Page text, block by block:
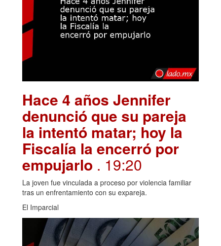
Hace 4 años Jennifer
denunció que su pareja
la intentó matar; hoy la
Fiscalía la encerró por
empujarlo . 19:20
La joven fue vinculada a proceso por violencia familiar
tras un enfrentamiento con su expareja.
El Imparcial